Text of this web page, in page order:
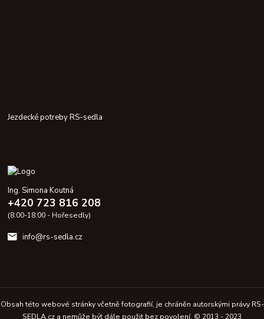
Jezdecké potreby RS-sedla
Ing. Simona Koutná
+420 723 816 208
(8.00-18.00 - Hořesedly)
info@rs-sedla.cz
Obsah této webové stránky včetně fotografií, je chráněn autorskými právy RS-
SEDLA.cz a nemůže být dále použit bez povolení. © 2013 - 2023